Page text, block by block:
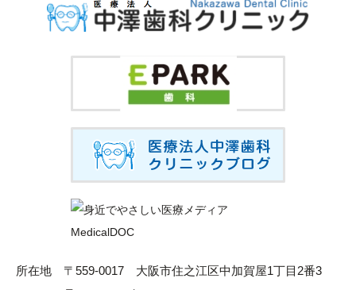
所在地
〒559-0017 大阪市住之江区中加賀屋1丁目2番3